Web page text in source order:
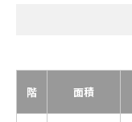
階 面積